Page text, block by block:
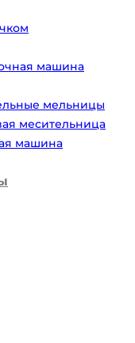
машина
мельницы
месительница
машина